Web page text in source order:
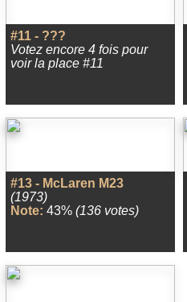
#11 - ???
Votez encore 4 fois pour
voir la place #11
#13 - McLaren M23
(1973)
Note: 43% (136 votes)